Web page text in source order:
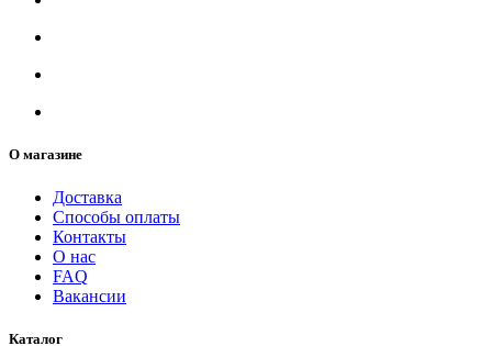
О магазине
Доставка
Способы оплаты
Контакты
О нас
FAQ
Вакансии
Каталог